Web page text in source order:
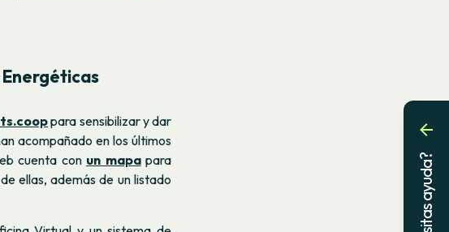
para sensibilizar y dar
acompañado en los últimos
cuenta con un mapa para
ellas, además de un listado